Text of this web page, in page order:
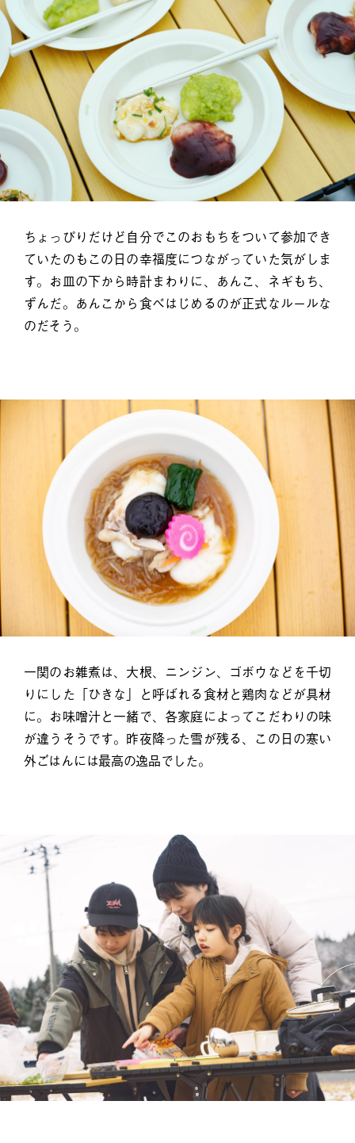
ちょっぴりだけど自分でこのおもちをついて参加でき
ていたのもこの日の幸福度につながっていた気がしま
す。お皿の下から時計まわりに、あんこ、ネギもち、
ずんだ。あんこから食べはじめるのが正式なルールな
のだそう。
一関のお雑煮は、大根、ニンジン、ゴボウなどを千切
りにした「ひきな」と呼ばれる食材と鶏肉などが具材
に。お味噌汁と一緒で、各家庭によってこだわりの味
が違うそうです。昨夜降った雪が残る、この日の寒い
外ごはんには最高の逸品でした。